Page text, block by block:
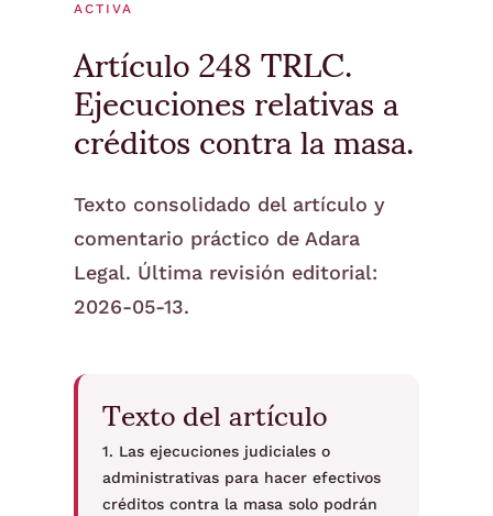
ACTIVA
Artículo 248 TRLC.
Ejecuciones relativas a
créditos contra la masa.
Texto consolidado del artículo y
comentario práctico de Adara
Legal. Última revisión editorial:
2026-05-13.
Texto del artículo
1. Las ejecuciones judiciales o
administrativas para hacer efectivos
créditos contra la masa solo podrán